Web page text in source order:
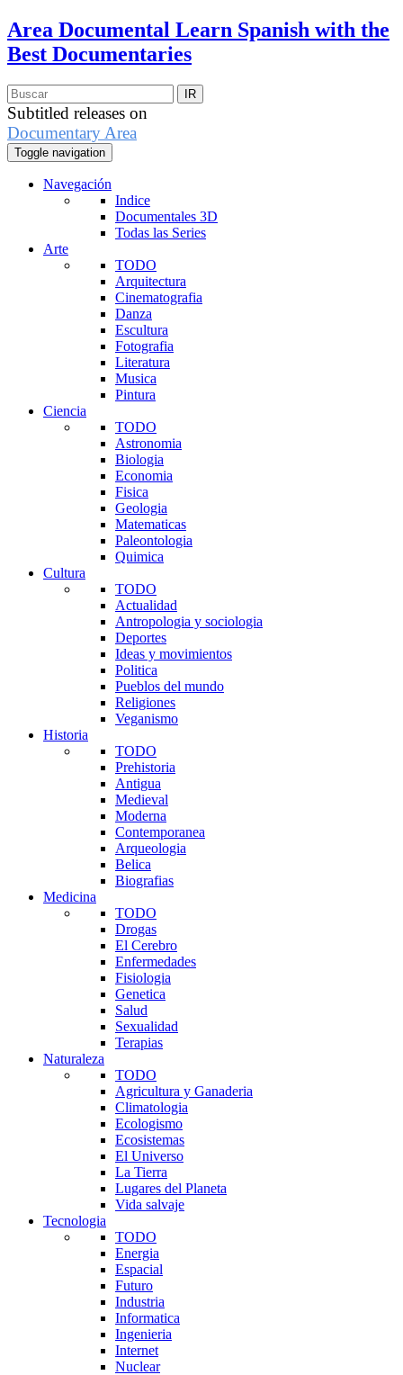
Area Documental Learn Spanish with the
Best Documentaries
Subtitled releases on
Documentary Area
Toggle navigation
Navegación
Indice
Documentales 3D
Todas las Series
Arte
TODO
Arquitectura
Cinematografia
Danza
Escultura
Fotografia
Literatura
Musica
Pintura
Ciencia
TODO
Astronomia
Biologia
Economia
Fisica
Geologia
Matematicas
Paleontologia
Quimica
Cultura
TODO
Actualidad
Antropologia y sociologia
Deportes
Ideas y movimientos
Politica
Pueblos del mundo
Religiones
Veganismo
Historia
TODO
Prehistoria
Antigua
Medieval
Moderna
Contemporanea
Arqueologia
Belica
Biografias
Medicina
TODO
Drogas
El Cerebro
Enfermedades
Fisiologia
Genetica
Salud
Sexualidad
Terapias
Naturaleza
TODO
Agricultura y Ganaderia
Climatologia
Ecologismo
Ecosistemas
El Universo
La Tierra
Lugares del Planeta
Vida salvaje
Tecnologia
TODO
Energia
Espacial
Futuro
Industria
Informatica
Ingenieria
Internet
Nuclear